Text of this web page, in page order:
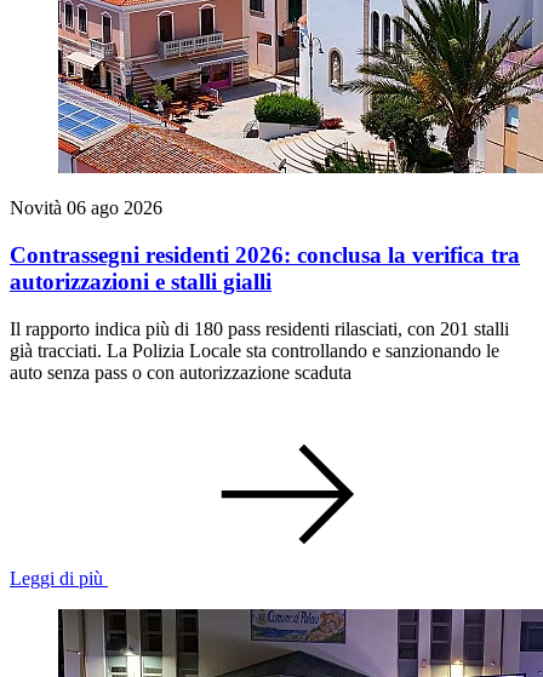
Novità 06 ago 2026
Contrassegni residenti 2026: conclusa la verifica tra
autorizzazioni e stalli gialli
Il rapporto indica più di 180 pass residenti rilasciati, con 201 stalli
già tracciati. La Polizia Locale sta controllando e sanzionando le
auto senza pass o con autorizzazione scaduta
Leggi di più